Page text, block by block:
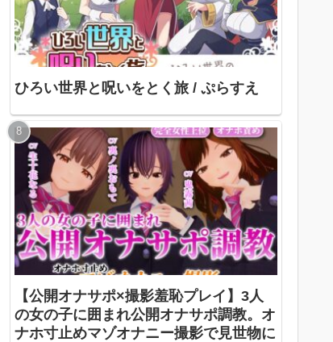
ひろい世界と呪いをとく旅 / ぷらすえ
【公開オナサポ×撮影羞恥プレイ】3人
の女の子に囲まれ公開オナサポ調教。オ
ナホ寸止めマゾオナニー撮影で見世物に